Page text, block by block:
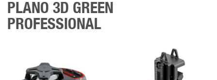
PLANO 3D GREEN
PROFESSIONAL